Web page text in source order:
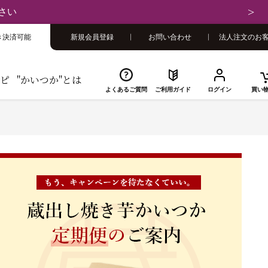
い
"かいつか"とは
よくあるご質問 ご利用ガイド ログイン 買い
決済可能 新規会員登録 お問い合わせ 法人注文のお